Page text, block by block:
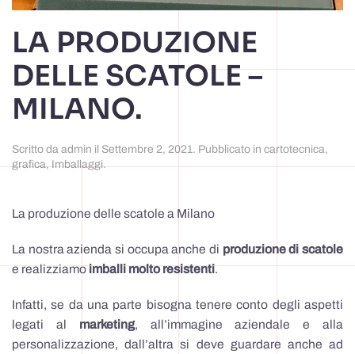
LA PRODUZIONE
DELLE SCATOLE –
MILANO.
Scritto da admin il Settembre 2, 2021. Pubblicato in cartotecnica,
grafica,Imballaggi.
La produzione delle scatole a Milano
La nostra azienda si occupa anche di produzione di scatole
e realizziamoimballi molto resistenti.
Infatti, se da una parte bisogna tenere conto degli aspetti
legati al marketing, all’immagine aziendale e alla
personalizzazione, dall’altra si deve guardare anche ad